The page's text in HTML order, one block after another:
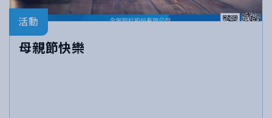
活動
母親節快樂